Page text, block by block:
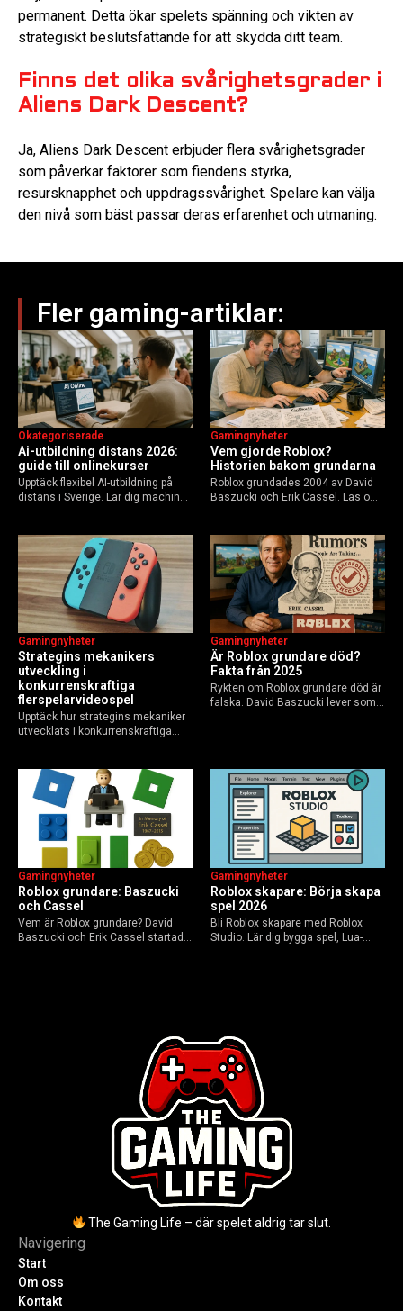
permanent. Detta ökar spelets spänning och vikten av
strategiskt beslutsfattande för att skydda ditt team.
Finns det olika svårighetsgrader i
Aliens Dark Descent?
Ja, Aliens Dark Descent erbjuder flera svårighetsgrader
som påverkar faktorer som fiendens styrka,
resursknapphet och uppdragssvårighet. Spelare kan välja
den nivå som bäst passar deras erfarenhet och utmaning.
Fler gaming-artiklar:
Ai-utbildning distans 2026:
guide till onlinekurser
Okategoriserade
Upptäck flexibel AI-utbildning på
distans i Sverige. Lär dig machine
Guide för nybörjare och
yrkesverksamma som vill bygga…
Vem gjorde Roblox?
Historien bakom grundarna
Gamingnyheter
Roblox grundades 2004 av David
Baszucki och Erik Cassel. Läs om
användare 2025, och vad som
händer inför 2026.
Strategins mekanikers
utveckling i
konkurrenskraftiga
flerspelarvideospel
Gamingnyheter
Upptäck hur strategins mekaniker
utvecklats i konkurrenskraftiga
AI-drivna innovationer.
Är Roblox grundare död?
Fakta från 2025
Gamingnyheter
Rykten om Roblox grundare död är
falska. David Baszucki lever som
Roblox grundare: Baszucki
och Cassel
Gamingnyheter
Vem är Roblox grundare? David
Baszucki och Erik Cassel startade
Roblox skapare: Börja skapa
spel 2026
Gamingnyheter
Bli Roblox skapare med Roblox
Studio. Lär dig bygga spel, Lua-
The Gaming Life – där spelet aldrig tar slut.
Navigering
Start
Om oss
Kontakt